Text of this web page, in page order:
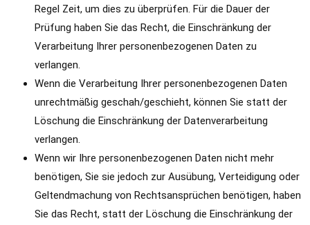
Regel Zeit, um dies zu überprüfen. Für die Dauer der
Prüfung haben Sie das Recht, die Einschränkung der
Verarbeitung Ihrer personenbezogenen Daten zu
verlangen.
Wenn die Verarbeitung Ihrer personenbezogenen Daten
unrechtmäßig geschah/geschieht, können Sie statt der
Löschung die Einschränkung der Datenverarbeitung
verlangen.
Wenn wir Ihre personenbezogenen Daten nicht mehr
benötigen, Sie sie jedoch zur Ausübung, Verteidigung oder
Geltendmachung von Rechtsansprüchen benötigen, haben
Sie das Recht, statt der Löschung die Einschränkung der